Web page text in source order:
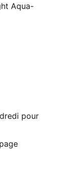
une
en te
plus
tu
cette
pour
moins
Aqua-
pour